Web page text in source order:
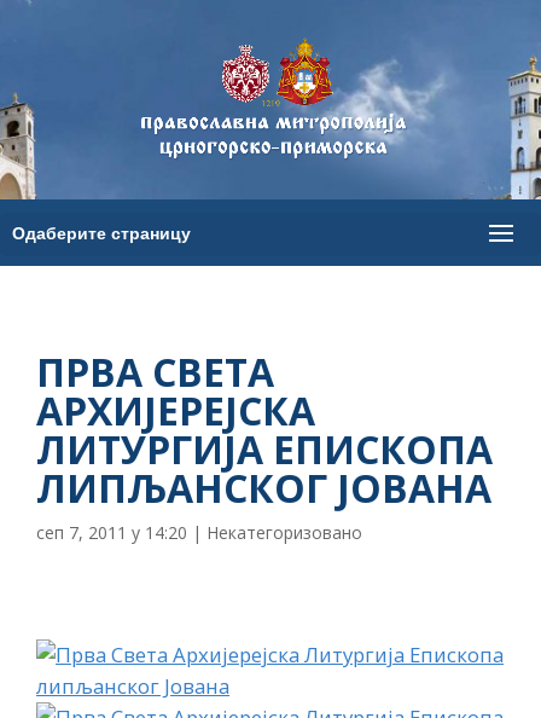
ПРВА СВЕТА
АРХИЈЕРЕЈСКА
ЛИТУРГИЈА ЕПИСКОПА
ЛИПЉАНСКОГ ЈОВАНА
сеп 7, 2011 у 14:20 | Некатегоризовано